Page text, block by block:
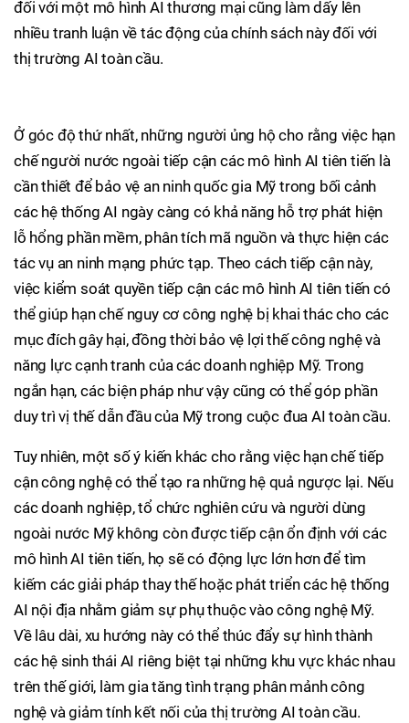
đối với một mô hình AI thương mại cũng làm dấy lên
nhiều tranh luận về tác động của chính sách này đối với
thị trường AI toàn cầu.
Ở góc độ thứ nhất, những người ủng hộ cho rằng việc hạn
chế người nước ngoài tiếp cận các mô hình AI tiên tiến là
cần thiết để bảo vệ an ninh quốc gia Mỹ trong bối cảnh
các hệ thống AI ngày càng có khả năng hỗ trợ phát hiện
lỗ hổng phần mềm, phân tích mã nguồn và thực hiện các
tác vụ an ninh mạng phức tạp. Theo cách tiếp cận này,
việc kiểm soát quyền tiếp cận các mô hình AI tiên tiến có
thể giúp hạn chế nguy cơ công nghệ bị khai thác cho các
mục đích gây hại, đồng thời bảo vệ lợi thế công nghệ và
năng lực cạnh tranh của các doanh nghiệp Mỹ. Trong
ngắn hạn, các biện pháp như vậy cũng có thể góp phần
duy trì vị thế dẫn đầu của Mỹ trong cuộc đua AI toàn cầu.
Tuy nhiên, một số ý kiến khác cho rằng việc hạn chế tiếp
cận công nghệ có thể tạo ra những hệ quả ngược lại. Nếu
các doanh nghiệp, tổ chức nghiên cứu và người dùng
ngoài nước Mỹ không còn được tiếp cận ổn định với các
mô hình AI tiên tiến, họ sẽ có động lực lớn hơn để tìm
kiếm các giải pháp thay thế hoặc phát triển các hệ thống
AI nội địa nhằm giảm sự phụ thuộc vào công nghệ Mỹ.
Về lâu dài, xu hướng này có thể thúc đẩy sự hình thành
các hệ sinh thái AI riêng biệt tại những khu vực khác nhau
trên thế giới, làm gia tăng tình trạng phân mảnh công
nghệ và giảm tính kết nối của thị trường AI toàn cầu.